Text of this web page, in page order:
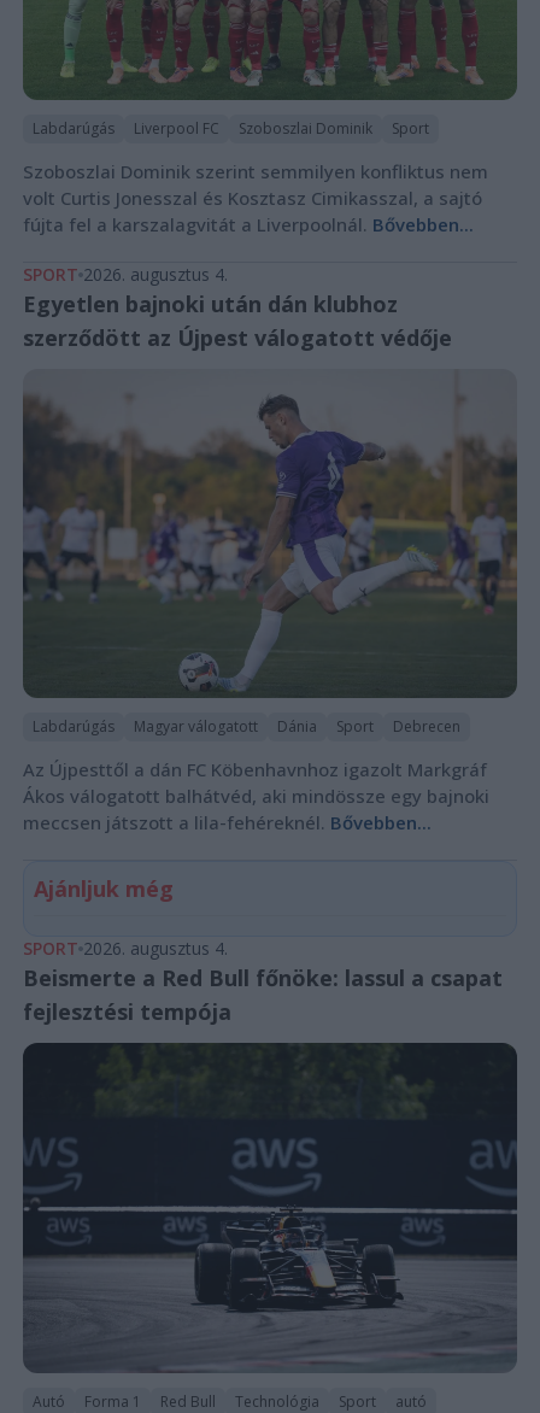
Labdarúgás Liverpool FC Szoboszlai Dominik Sport
Szoboszlai Dominik szerint semmilyen konfliktus nem
volt Curtis Jonesszal és Kosztasz Cimikasszal, a sajtó
fújta fel a karszalagvitát a Liverpoolnál. Bővebben...
SPORT 2026. augusztus 4.
Egyetlen bajnoki után dán klubhoz
szerződött az Újpest válogatott védője
Labdarúgás Magyar válogatott Dánia Sport Debrecen
Az Újpesttől a dán FC Köbenhavnhoz igazolt Markgráf
Ákos válogatott balhátvéd, aki mindössze egy bajnoki
meccsen játszott a lila-fehéreknél. Bővebben...
Ajánljuk még
SPORT 2026. augusztus 4.
Beismerte a Red Bull főnöke: lassul a csapat
fejlesztési tempója
Autó Forma 1 Red Bull Technológia Sport autó